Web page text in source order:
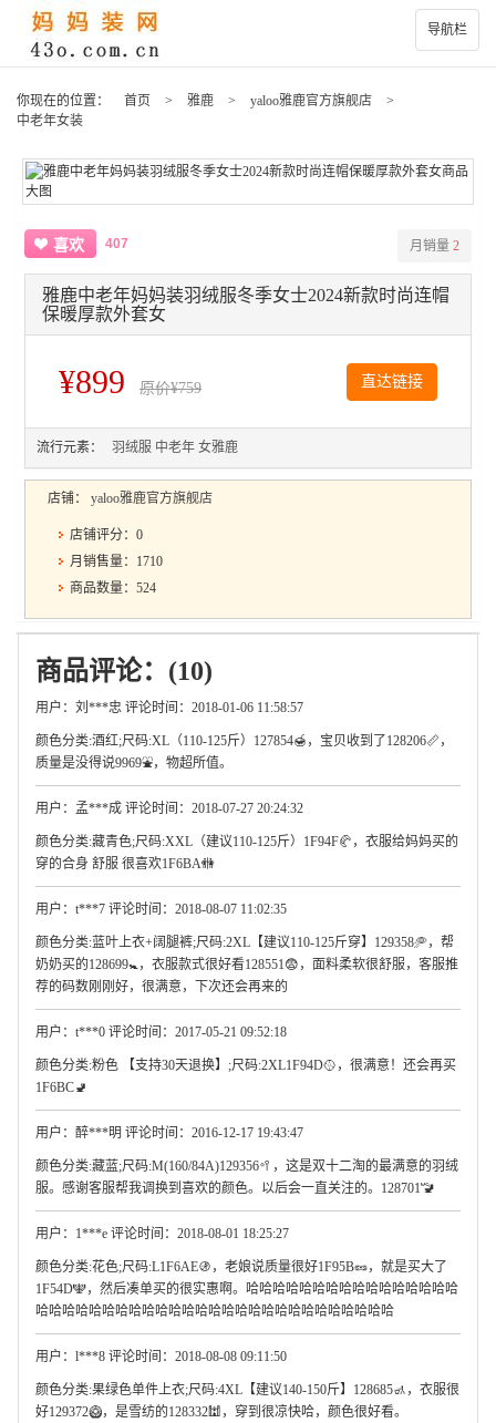
导航栏
你现在的位置： 首页 > 雅鹿 > yaloo雅鹿官方旗舰店
>
中老年女装
喜欢 407 月销量 2
雅鹿中老年妈妈装羽绒服冬季女士2024新款时尚连帽
保暖厚款外套女
¥899 原价¥759 直达链接
流行元素： 羽绒服 中老年 女雅鹿
店铺： yaloo雅鹿官方旗舰店
店铺评分：0
月销售量：1710
商品数量：524
商品评论：(10)
用户：刘***忠 评论时间：2018-01-06 11:58:57
颜色分类:酒红;尺码:XL（110-125斤）127854🍯，宝贝收到了128206📏，
质量是没得说9969⛲，物超所值。
用户：孟***成 评论时间：2018-07-27 20:24:32
颜色分类:藏青色;尺码:XXL（建议110-125斤）1F94F🥐，衣服给妈妈买的
穿的合身 舒服 很喜欢1F6BA🚻
用户：t***7 评论时间：2018-08-07 11:02:35
颜色分类:蓝叶上衣+阔腿裤;尺码:2XL【建议110-125斤穿】129358🥏，帮
奶奶买的128699🚼，衣服款式很好看128551😨，面料柔软很舒服，客服推
荐的码数刚刚好，很满意，下次还会再来的
用户：t***0 评论时间：2017-05-21 09:52:18
颜色分类:粉色 【支持30天退换】;尺码:2XL1F94D🥎，很满意！还会再买
1F6BC🚽
用户：醉***明 评论时间：2016-12-17 19:43:47
颜色分类:藏蓝;尺码:M(160/84A)129356🥍，这是双十二淘的最满意的羽绒
服。感谢客服帮我调换到喜欢的颜色。以后会一直关注的。128701🚾
用户：1***e 评论时间：2018-08-01 18:25:27
颜色分类:花色;尺码:L1F6AE🚯，老娘说质量很好1F95B🥜，就是买大了
1F54D🕎，然后凑单买的很实惠啊。哈哈哈哈哈哈哈哈哈哈哈哈哈哈哈哈
哈哈哈哈哈哈哈哈哈哈哈哈哈哈哈哈哈哈哈哈哈哈哈哈哈哈哈
用户：l***8 评论时间：2018-08-08 09:11:50
颜色分类:果绿色单件上衣;尺码:4XL【建议140-150斤】128685🚮，衣服很
好129372🥝，是雪纺的128332🕍，穿到很凉快哈，颜色很好看。